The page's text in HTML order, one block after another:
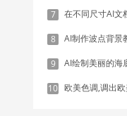
7 在不同尺寸AI文档中
8 AI制作波点背景
9 AI绘制美丽的海
10 欧美色调,调出